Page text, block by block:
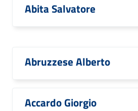
Abita Salvatore
Abruzzese Alberto
Accardo Giorgio